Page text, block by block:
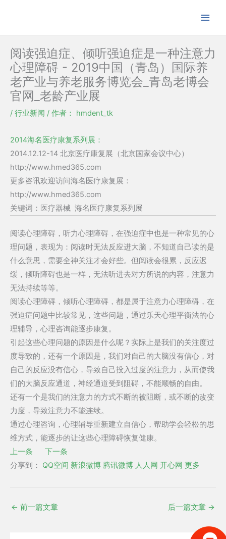
内
阅读强迫症、倾听强迫症是一种注意力
心理障碍 - 2019中国（青岛）国际养
老产业与养老服务博览会_青岛老博会
官网_老龄产业展
/ 行业新闻 / 作者： hmdent_tk
2014海名医疗康复系列展：
2014.12.12-14 北京医疗康复展（北京国家会议中心）
http://www.hmed365.com
更多咨讯欢迎访问海名医疗康复展：
http://www.hmed365.com
关键词：医疗器械 海名医疗康复系列展
阅读心理障碍，听力心理障碍，在强迫症中也是一种常见的心
理问题，表现为：阅读时无法反应进大脑，不知道自己读的是
什么意思，需要全神关注才会好些。但阅读会很累，反应迟
缓，倾听障碍也是一样，无法听进去对方所说的内容，注意力
无法持续等等。
阅读心理障碍，倾听心理障碍，都是属于注意力心理障碍，在
强迫症问题中比较常见，这些问题，通过乐天心理平衡法的心
理辅导，心理咨询能逐步康复。
引起这些心理问题的原因是什么呢？实际上是我们的关注度过
度导致的，还有一个原因是，我们对自己的大脑没有信心，对
自己的反应没有信心，导致自己投入过度的注意力，从而使我
们的大脑反应通道，神经通道受到阻碍，不能顺畅的自由。
还有一个是我们的注意力的方式不断的被阻断，或不断的改变
力度，导致注意力不能连续。
通过心理咨询，心理辅导重新建立自信心，帮助学会轻松的思
维方式，能逐步的让这些心理障碍恢复健康。
上一条
下一条
分享到：
QQ空间 新浪微博 腾讯微博 人人网 开心网 更多
← 前一篇文章 后一篇文章 →